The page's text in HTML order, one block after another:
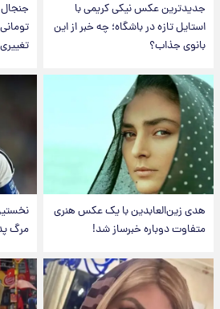
جدیدترین عکس نیکی کریمی با
استایل تازه در باشگاه؛ چه خبر از این
بانوی جذاب؟
هدی زین‌العابدین با یک عکس هنری
متفاوت دوباره خبرساز شد!
مرگ